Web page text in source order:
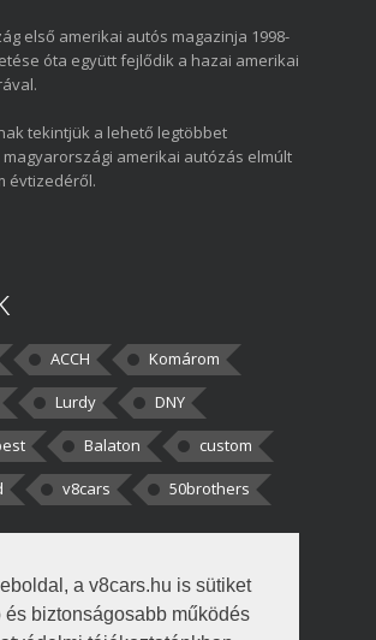
a v8cars.hu is sütiket
és biztonságosabb működés
első amerikai autós magazinja 1998-
óta együtt fejlődik a hazai amerikai
tekintjük a lehető legtöbbet
magyarországi amerikai autózás elmúlt
évtizedéről.
ACCH
Komárom
Lurdy
DNY
Balaton
custom
v8cars 50brothers
kortisz:Elszúrtam! Én csak két
Nem tudtam, hogy fél autót,